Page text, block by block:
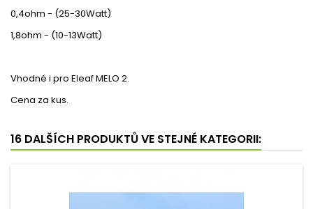
0,4ohm - (25-30Watt)
1,8ohm - (10-13Watt)
Vhodné i pro Eleaf MELO 2.
Cena za kus.
16 DALŠÍCH PRODUKTŮ VE STEJNÉ KATEGORII: